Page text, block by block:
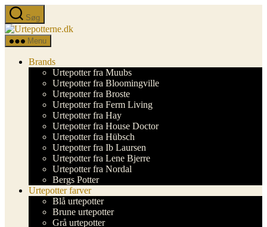
Spring
til
indholdet
Søg
Urtepotterne.dk
Menu
Brands
Urtepotter fra Muubs
Urtepotter fra Bloomingville
Urtepotter fra Broste
Urtepotter fra Ferm Living
Urtepotter fra Hay
Urtepotter fra House Doctor
Urtepotter fra Hübsch
Urtepotter fra Ib Laursen
Urtepotter fra Lene Bjerre
Urtepotter fra Nordal
Bergs Potter
Urtepotter farver
Blå urtepotter
Brune urtepotter
Grå urtepotter